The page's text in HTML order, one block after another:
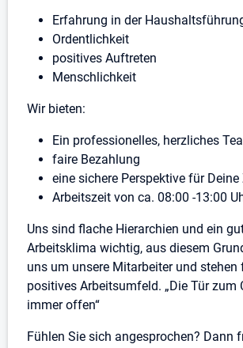
Erfahrung in der
Ordentlichkeit
positives Auftreten
Menschlichkeit
Wir bieten:
Ein professionelles, herzliches
faire Bezahlung
eine sichere Perspektive für
Arbeitszeit von ca. 08:00 -13:00
Uns sind flache Hierarchien und ein
Arbeitsklima wichtig, aus diesem
uns um unsere Mitarbeiter und stehen
positives Arbeitsumfeld. „Die Tür zum
immer offen“
Fühlen Sie sich angesprochen? Dann